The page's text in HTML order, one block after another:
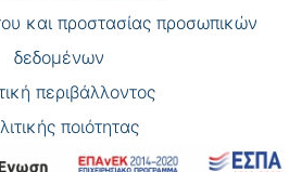
και προστασίας προσωπικών
δεδομένων
περιβάλλοντος
ποιότητας